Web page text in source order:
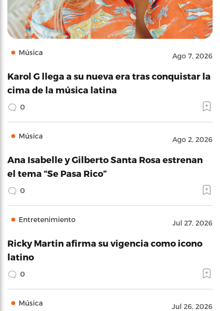
Música Ago 7, 2026
Karol G llega a su nueva era tras conquistar la
cima de la música latina
0
Música Ago 2, 2026
Ana Isabelle y Gilberto Santa Rosa estrenan
el tema “Se Pasa Rico”
0
Entretenimiento Jul 27, 2026
Ricky Martin afirma su vigencia como icono
latino
0
Música Jul 26, 2026